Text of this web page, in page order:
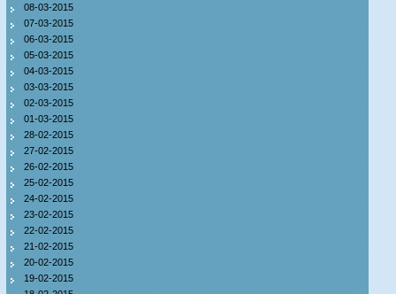
08-03-2015
07-03-2015
06-03-2015
05-03-2015
04-03-2015
03-03-2015
02-03-2015
01-03-2015
28-02-2015
27-02-2015
26-02-2015
25-02-2015
24-02-2015
23-02-2015
22-02-2015
21-02-2015
20-02-2015
19-02-2015